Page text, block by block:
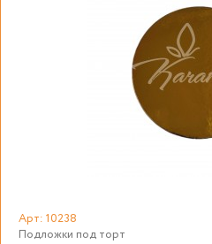
Арт: 10238
Подложки под торт